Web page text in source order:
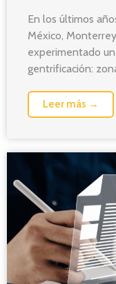
En los últimos
México,
experimentado
gentrificación:
Leer más →